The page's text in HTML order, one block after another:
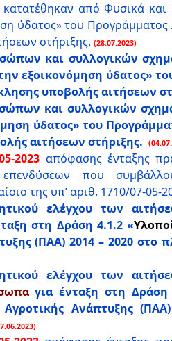
από Φυσικά
ύδατος» του Προγράμματος
στήριξης. (28.07.2023)
και συλλογικών
εξοικονόμηση ύδατος»
υποβολής αιτήσεων
και συλλογικών
ύδατος» του
αιτήσεων στήριξης.
2023 απόφασης ένταξης
που
της υπ’ αριθ. 1710/07-
ελέγχου των
στη Δράση 4.1.2 «
(ΠΑΑ) 2014 – 2020 στο
ελέγχου των
για ένταξη στη Δράση
Ανάπτυξης